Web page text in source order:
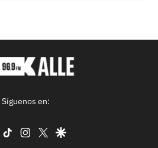
Síguenos en:
facebook
tiktok instagram
twittergoogle